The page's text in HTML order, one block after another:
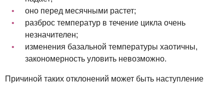
оно перед месячными растет;
разброс температур в течение цикла очень
незначителен;
изменения базальной температуры хаотичны,
закономерность уловить невозможно.
Причиной таких отклонений может быть наступление